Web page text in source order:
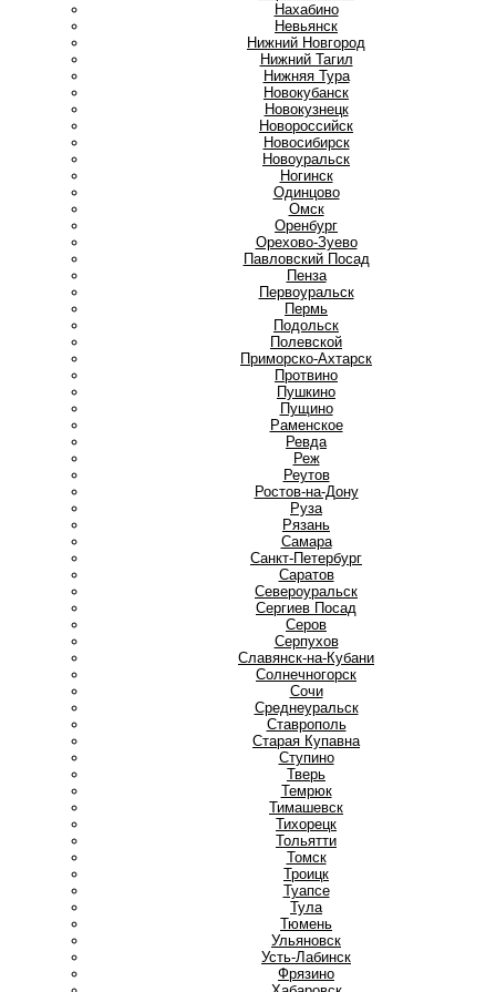
Нахабино
Невьянск
Нижний Новгород
Нижний Тагил
Нижняя Тура
Новокубанск
Новокузнецк
Новороссийск
Новосибирск
Новоуральск
Ногинск
Одинцово
Омск
Оренбург
Орехово-Зуево
Павловский Посад
Пенза
Первоуральск
Пермь
Подольск
Полевской
Приморско-Ахтарск
Протвино
Пушкино
Пущино
Раменское
Ревда
Реж
Реутов
Ростов-на-Дону
Руза
Рязань
Самара
Санкт-Петербург
Саратов
Североуральск
Сергиев Посад
Серов
Серпухов
Славянск-на-Кубани
Солнечногорск
Сочи
Среднеуральск
Ставрополь
Старая Купавна
Ступино
Тверь
Темрюк
Тимашевск
Тихорецк
Тольятти
Томск
Троицк
Туапсе
Тула
Тюмень
Ульяновск
Усть-Лабинск
Фрязино